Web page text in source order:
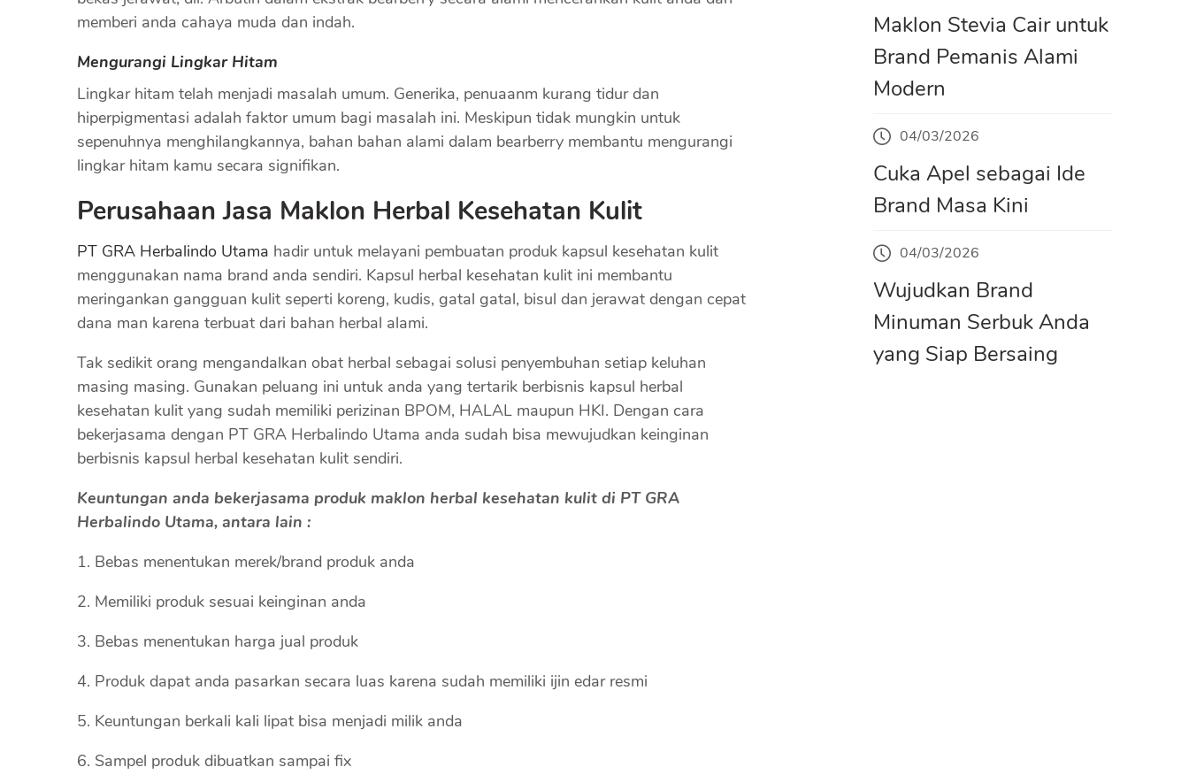
memberi anda cahaya muda dan indah.
Mengurangi Lingkar Hitam
Lingkar hitam telah menjadi masalah umum. Generika, penuaanm kurang tidur dan
hiperpigmentasi adalah faktor umum bagi masalah ini. Meskipun tidak mungkin untuk
sepenuhnya menghilangkannya, bahan bahan alami dalam bearberry membantu mengurangi
lingkar hitam kamu secara signifikan.
Perusahaan Jasa Maklon Herbal Kesehatan Kulit
PT GRA Herbalindo Utama hadir untuk melayani pembuatan produk kapsul kesehatan kulit
menggunakan nama brand anda sendiri. Kapsul herbal kesehatan kulit ini membantu
meringankan gangguan kulit seperti koreng, kudis, gatal gatal, bisul dan jerawat dengan cepat
dana man karena terbuat dari bahan herbal alami.
Tak sedikit orang mengandalkan obat herbal sebagai solusi penyembuhan setiap keluhan
masing masing. Gunakan peluang ini untuk anda yang tertarik berbisnis kapsul herbal
kesehatan kulit yang sudah memiliki perizinan BPOM, HALAL maupun HKI. Dengan cara
bekerjasama dengan PT GRA Herbalindo Utama anda sudah bisa mewujudkan keinginan
berbisnis kapsul herbal kesehatan kulit sendiri.
Keuntungan anda bekerjasama produk maklon herbal kesehatan kulit di PT GRA
Herbalindo Utama, antara lain :
Bebas menentukan merek/brand produk anda
Memiliki produk sesuai keinginan anda
Bebas menentukan harga jual produk
Produk dapat anda pasarkan secara luas karena sudah memiliki ijin edar resmi
Keuntungan berkali kali lipat bisa menjadi milik anda
Sampel produk dibuatkan sampai fix
Maklon Stevia Cair untuk
Brand Pemanis Alami
Modern
04/03/2026
Cuka Apel sebagai Ide
Brand Masa Kini
04/03/2026
Wujudkan Brand
Minuman Serbuk Anda
yang Siap Bersaing